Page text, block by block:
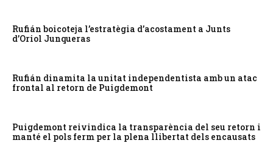
Rufián boicoteja l’estratègia d’acostament a Junts
d’Oriol Junqueras
Rufián dinamita la unitat independentista amb un atac
frontal al retorn de Puigdemont
Puigdemont reivindica la transparència del seu retorn i
manté el pols ferm per la plena llibertat dels encausats